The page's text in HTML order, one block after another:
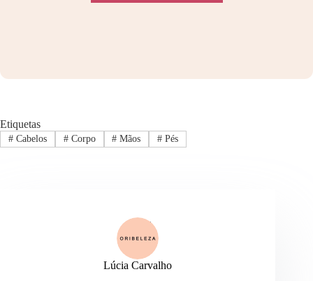
Etiquetas
#Cabelos #Corpo # Mãos # Pés
Lúcia Carvalho